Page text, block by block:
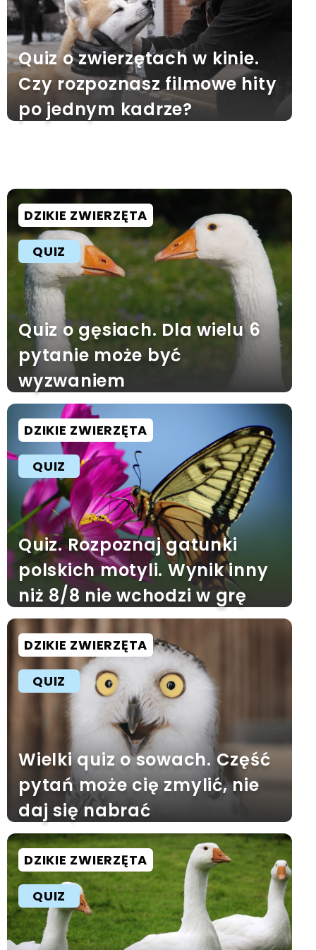
Quiz o zwierzętach w kinie.
Czy rozpoznasz filmowe hity
po jednym kadrze?
DZIKIE ZWIERZĘTA
QUIZ
Quiz o gęsiach. Dla wielu 6
pytanie może być
wyzwaniem
DZIKIE ZWIERZĘTA
QUIZ
Quiz. Rozpoznaj gatunki
polskich motyli. Wynik inny
niż 8/8 nie wchodzi w grę
DZIKIE ZWIERZĘTA
QUIZ
Wielki quiz o sowach. Część
pytań może cię zmylić, nie
daj się nabrać
DZIKIE ZWIERZĘTA
QUIZ